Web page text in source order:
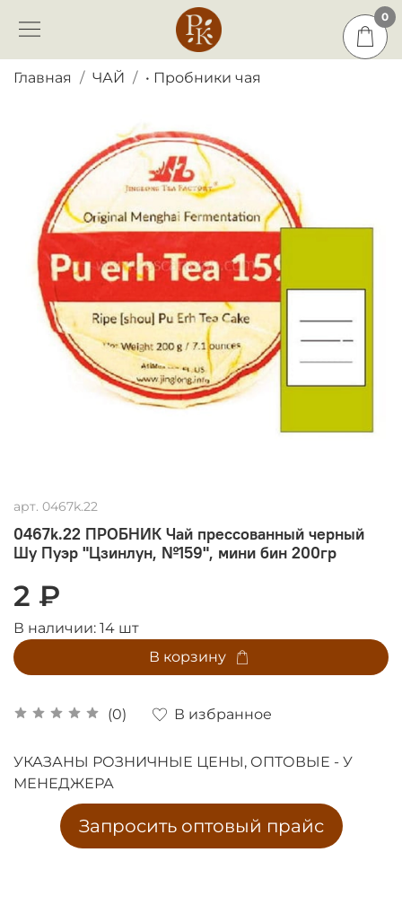
0
Главная ЧАЙ • Пробники чая
арт. 0467k.22
0467k.22 ПРОБНИК Чай прессованный черный
Шу Пуэр "Цзинлун, №159", мини бин 200гр
(0) В избранное
2 ₽
В наличии: 14 шт
В корзину
УКАЗАНЫ РОЗНИЧНЫЕ ЦЕНЫ, ОПТОВЫЕ - У
МЕНЕДЖЕРА
Запросить оптовый прайс
0